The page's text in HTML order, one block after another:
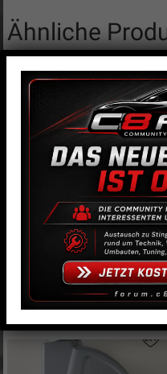
Ähnliche
K&N High-Flow
Austauschluftfilter – Corvette
229,00